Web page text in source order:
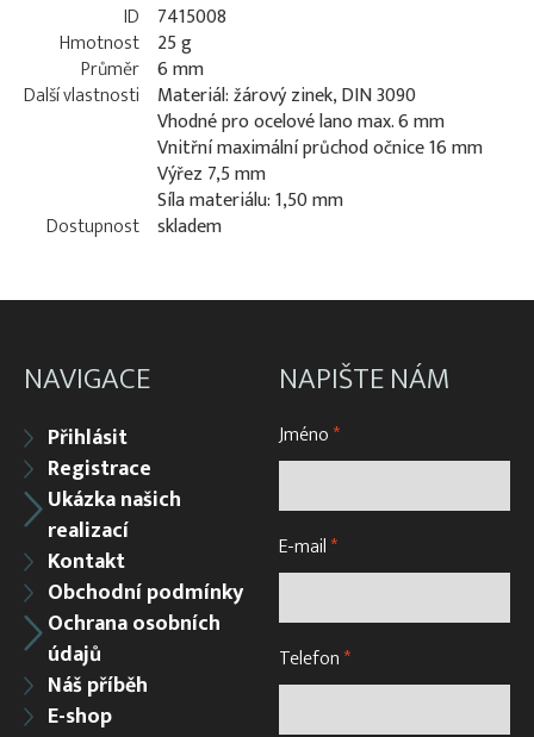
ID
7415008
Hmotnost 25 g
Průměr 6 mm
Další vlastnosti
Materiál: žárový zinek, DIN 3090
Vhodné pro ocelové lano max. 6 mm
Vnitřní maximální průchod očnice 16 mm
Výřez 7,5 mm
Síla materiálu: 1,50 mm
Dostupnost skladem
NAVIGACE
Přihlásit
Registrace
Ukázka našich
realizací
Kontakt
Obchodní podmínky
Ochrana osobních
údajů
Náš příběh
E-shop
NAPIŠTE NÁM
Jméno*
E-mail*
Telefon*